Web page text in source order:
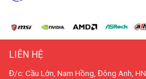
LIÊN HỆ
Đ/c: Cầu Lớn, Nam Hồng, Đông Anh, HN